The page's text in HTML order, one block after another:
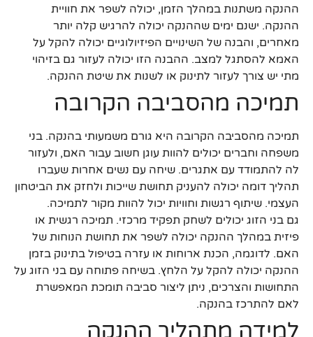
ההנקה משתנות במהלך הזמן, יכולה לשפר את חוויית
ההנקה. ישנם ימים שההנקה יכולה להרגיש קלה יותר
מאחרים, והבנה של השינויים הפיזיולוגיים יכולה להקל על
האמא להסתגל למצב. ההבנה הזו יכולה לעזור גם בזיהוי
מתי יש צורך לעזור לתינוק או לשנות את שיטת ההנקה.
תמיכה מהסביבה הקרובה
תמיכה מהסביבה הקרובה היא גורם משמעותי בהנקה. בני
משפחה וחברים יכולים להוות עוגן חשוב עבור האם, ולעזור
לה להתמודד עם אתגרים. שיחה עם נשים אחרות שעברו
תהליך דומה יכולה להעניק תחושת שייכות ולחזק את הביטחון
העצמי. שיתוף רגשות וחוויות יכול להוות מקור לתמיכה.
גם בני הזוג יכולים לשחק תפקיד מרכזי. תמיכה רגשית או
פיזית במהלך ההנקה יכולה לשפר את תחושת הנוחות של
האם. לדוגמה, הכנת ארוחות או עזרה בטיפול בתינוק בזמן
ההנקה יכולה להקל על הלחץ. בשיחה פתוחה עם בני הזוג על
התחושות והצרכים, ניתן ליצור סביבה תומכת המאפשרת
לאם להתרכז בהנקה.
למידה מתהליך ההנקה